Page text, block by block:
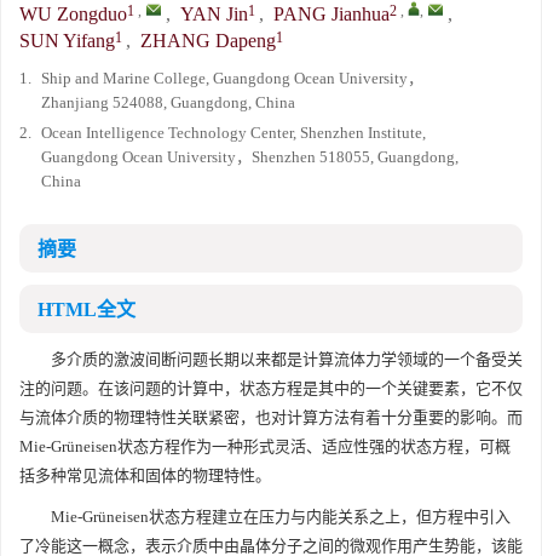
WU Zongduo1 , , YAN Jin1 , PANG Jianhua2 , ,
,
SUN Yifang1 , ZHANG Dapeng1
1. Ship and Marine College, Guangdong Ocean University，
Zhanjiang 524088, Guangdong, China
2. Ocean Intelligence Technology Center, Shenzhen Institute,
Guangdong Ocean University，Shenzhen 518055, Guangdong,
China
摘要
HTML全文
多介质的激波间断问题长期以来都是计算流体力学领域的一个备受关
注的问题。在该问题的计算中，状态方程是其中的一个关键要素，它不仅
与流体介质的物理特性关联紧密，也对计算方法有着十分重要的影响。而
Mie-Grüneisen状态方程作为一种形式灵活、适应性强的状态方程，可概
括多种常见流体和固体的物理特性。
Mie-Grüneisen状态方程建立在压力与内能关系之上，但方程中引入
了冷能这一概念，表示介质中由晶体分子之间的微观作用产生势能，该能